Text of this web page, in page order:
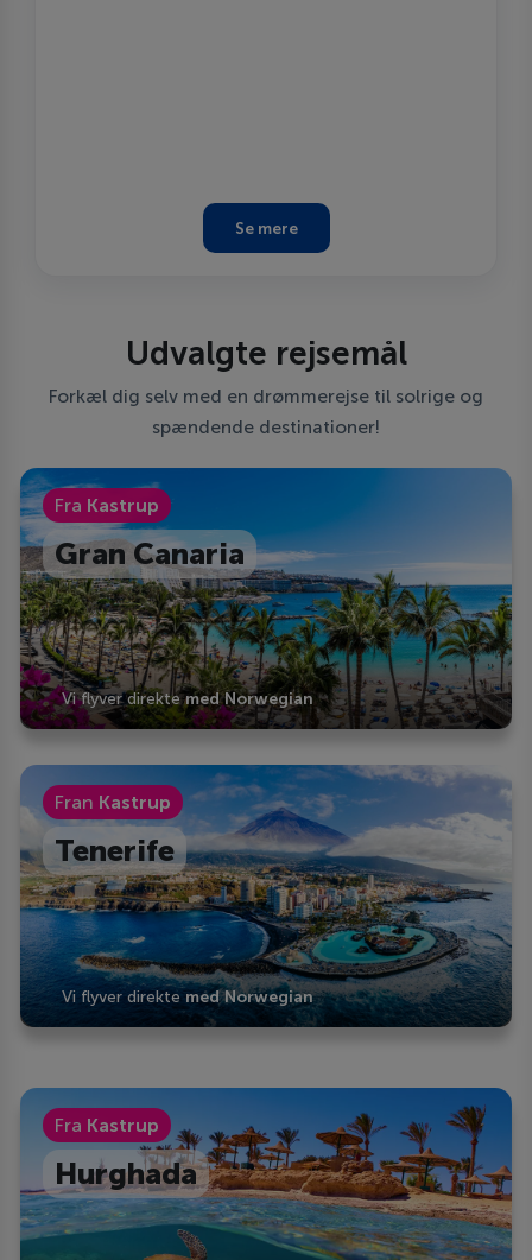
Se mere
Udvalgte rejsemål
Forkæl dig selv med en drømmerejse til solrige og
spændende destinationer!
Vi flyver direktemed Norwegian
Fra Kastrup
Gran Canaria
Vi flyver direkte med Norwegian
Fran Kastrup
Tenerife
Fra Kastrup
Hurghada